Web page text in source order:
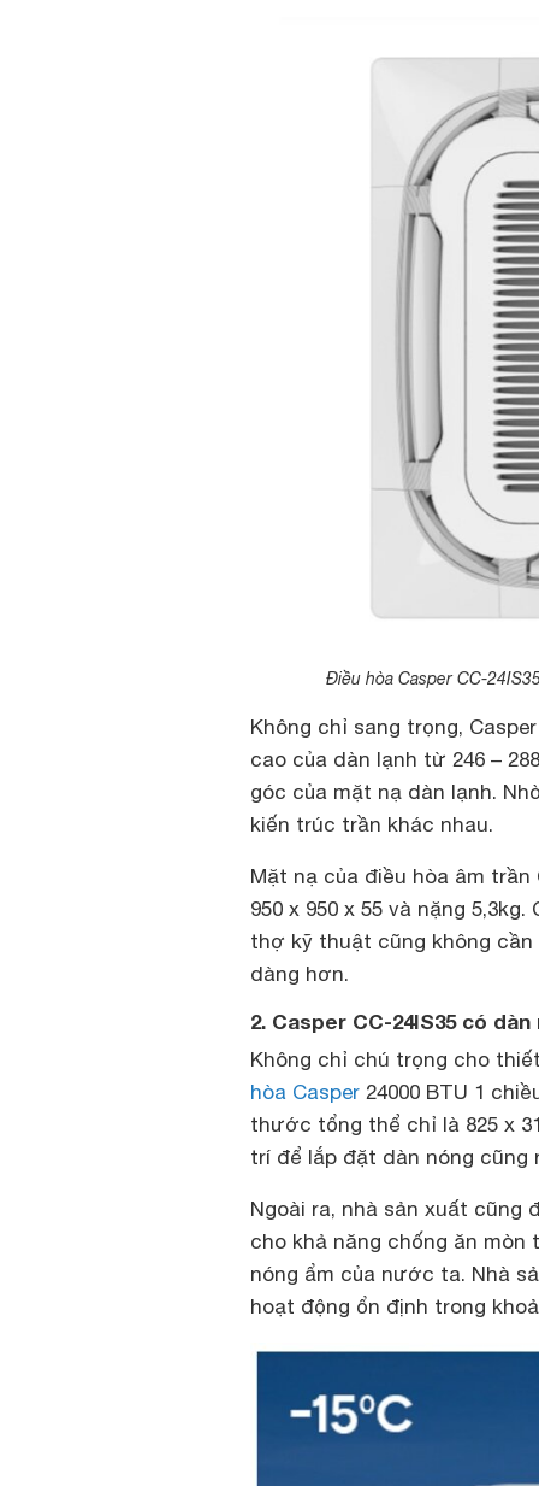
Điều hòa Casper CC-
Không chỉ sang trọng,
cao của dàn lạnh từ 246 –
góc của mặt nạ dàn lạnh.
kiến trúc trần khác nhau.
Mặt nạ của điều hòa âm
950 x 950 x 55 và nặng
thợ kỹ thuật cũng không
dàng hơn.
2. Casper CC-24IS35 có
Không chỉ chú trọng cho
hòa Casper 24000 BTU 1
thước tổng thể chỉ là 825 x
trí để lắp đặt dàn nóng cũng
Ngoài ra, nhà sản xuất cũng
cho khả năng chống ăn
nóng ẩm của nước ta. Nhà
hoạt động ổn định trong